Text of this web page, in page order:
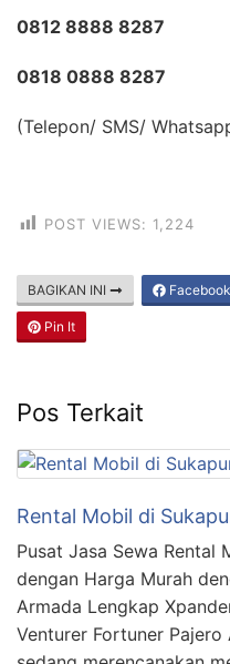
0812 8888 8287
0818 0888 8287
(Telepon/ SMS/
POST VIEWS: 1,224
BAGIKAN INI Facebook
Pin It
Pos Terkait
Rental Mobil di
Pusat Jasa Sewa Rental
dengan Harga Murah
Armada Lengkap
Venturer Fortuner